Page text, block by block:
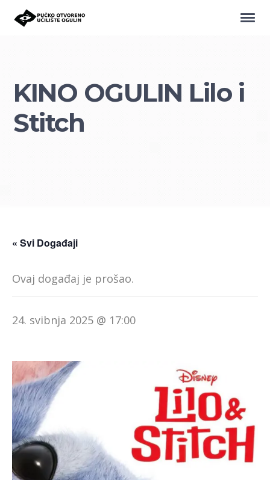
KINO OGULIN Lilo i
Stitch
« Svi Događaji
Ovaj događaj je prošao.
24. svibnja 2025 @ 17:00